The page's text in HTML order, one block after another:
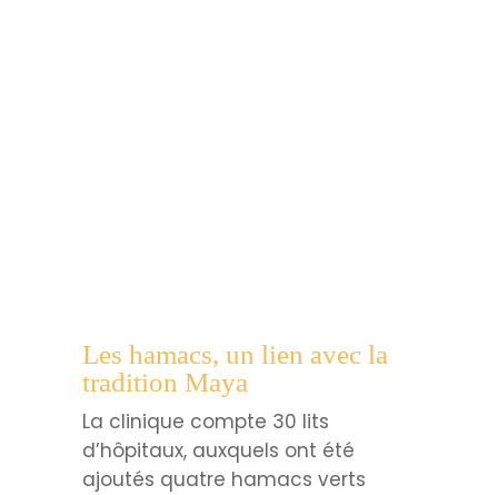
Les hamacs, un lien avec la
tradition Maya
La clinique compte 30 lits
d’hôpitaux, auxquels ont été
ajoutés quatre hamacs verts